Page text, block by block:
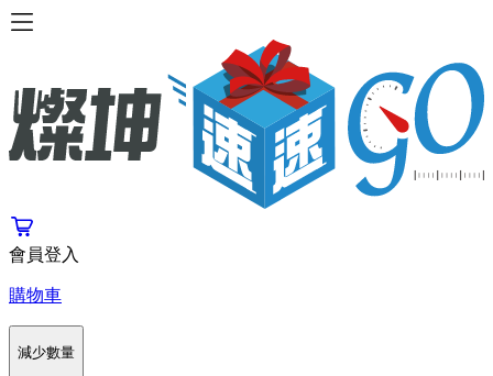
會員登入
購物車
減少數量